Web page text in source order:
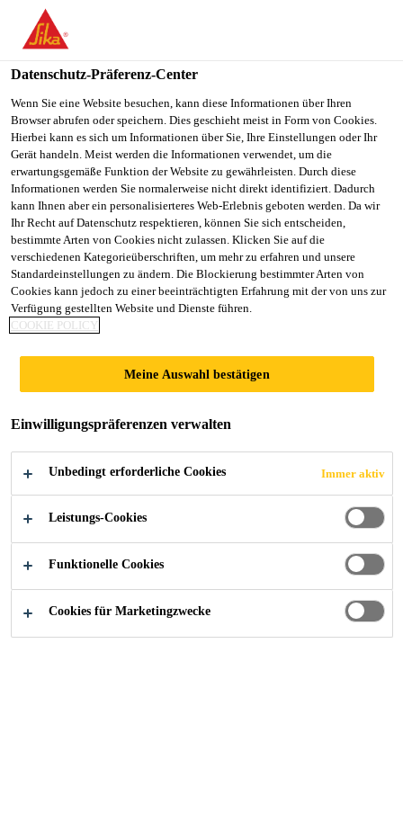
You are accessing "Sika Österreich", it seems you are accessing it
from "Vereinigte Staaten". We have a dedicated website for your
country.
TO
SIKA
USA
STAY ON THE SIKA
ÖSTERREICH WEBSITE
SELECT A
COUNTRY
Sika Österreich
DICHTSTOFFE FÜR
AUSSENANWENDU
NG
Hohe witterungsbeständige und farbstabile
Dichtstoffe für den Außenbereich.
Datenschutz-Präferenz-Center
Wenn Sie eine Website besuchen, kann diese Informationen über Ihren
Browser abrufen oder speichern. Dies geschieht meist in Form von Cookies.
Hierbei kann es sich um Informationen über Sie, Ihre Einstellungen oder Ihr
Gerät handeln. Meist werden die Informationen verwendet, um die
erwartungsgemäße Funktion der Website zu gewährleisten. Durch diese
Informationen werden Sie normalerweise nicht direkt identifiziert. Dadurch
kann Ihnen aber ein personalisierteres Web-Erlebnis geboten werden. Da wir
Ihr Recht auf Datenschutz respektieren, können Sie sich entscheiden,
bestimmte Arten von Cookies nicht zulassen. Klicken Sie auf die
verschiedenen Kategorieüberschriften, um mehr zu erfahren und unsere
Standardeinstellungen zu ändern. Die Blockierung bestimmter Arten von
Cookies kann jedoch zu einer beeinträchtigten Erfahrung mit der von uns zur
Verfügung gestellten Website und Dienste führen.
COOKIE POLICY
Meine Auswahl bestätigen
Einwilligungspräferenzen verwalten
Unbedingt erforderliche Cookies Immer aktiv
Leistungs-Cookies
Funktionelle Cookies
Cookies für Marketingzwecke